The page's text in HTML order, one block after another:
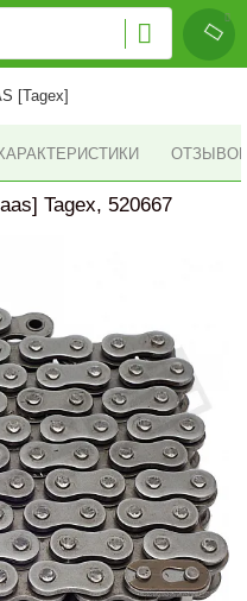
[Tagex]
ОТЗЫВОВ
Tagex, 520667